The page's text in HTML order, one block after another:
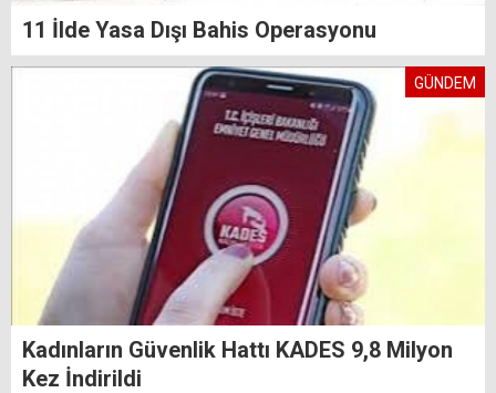
11 İlde Yasa Dışı Bahis Operasyonu
GÜNDEM
Kadınların Güvenlik Hattı KADES 9,8 Milyon
Kez İndirildi